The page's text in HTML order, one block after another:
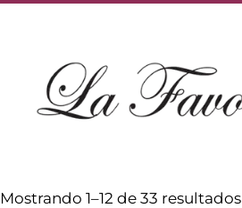
Mostrando 1–12 de 33 resultados